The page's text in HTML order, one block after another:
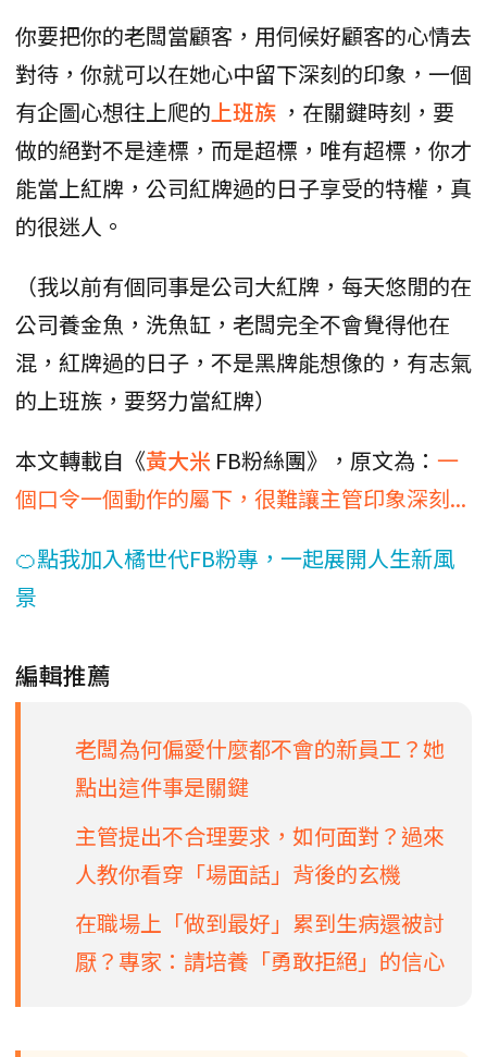
你要把你的老闆當顧客，用伺候好顧客的心情去
對待，你就可以在她心中留下深刻的印象，一個
有企圖心想往上爬的上班族 ，在關鍵時刻，要
做的絕對不是達標，而是超標，唯有超標，你才
能當上紅牌，公司紅牌過的日子享受的特權，真
的很迷人。
（我以前有個同事是公司大紅牌，每天悠閒的在
公司養金魚，洗魚缸，老闆完全不會覺得他在
混，紅牌過的日子，不是黑牌能想像的，有志氣
的上班族，要努力當紅牌）
本文轉載自《黃大米 FB粉絲團》，原文為： 一
個口令一個動作的屬下，很難讓主管印象深刻...
🍊點我加入橘世代FB粉專，一起展開人生新風
景
編輯推薦
老闆為何偏愛什麼都不會的新員工？她
點出這件事是關鍵
主管提出不合理要求，如何面對？過來
人教你看穿「場面話」背後的玄機
在職場上「做到最好」累到生病還被討
厭？專家：請培養「勇敢拒絕」的信心